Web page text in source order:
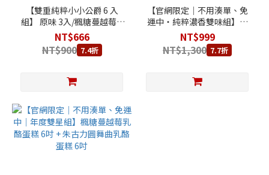
【雙重純粹小小公爵 6 入
組】 原味 3入/楓糖蔓越莓 3
入
NT$666
NT$900 7.4折
【官網限定｜不用湊單、免
運中・純粹濃香雙味組】純
粹原味乳酪蛋糕 6吋 + 經典醇
香巴斯克乳酪蛋糕 4吋
NT$999
NT$1,300 7.7折